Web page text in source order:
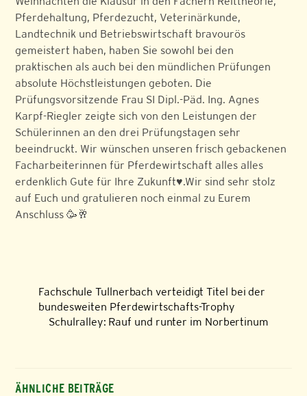
Pferdehaltung, Pferdezucht, Veterinärkunde,
Landtechnik und Betriebswirtschaft bravourös
gemeistert haben, haben Sie sowohl bei den
praktischen als auch bei den mündlichen Prüfungen
absolute Höchstleistungen geboten. Die
Prüfungsvorsitzende Frau SI Dipl.-Päd. Ing. Agnes
Karpf-Riegler zeigte sich von den Leistungen der
Schülerinnen an den drei Prüfungstagen sehr
beeindruckt. Wir wünschen unseren frisch gebackenen
Facharbeiterinnen für Pferdewirtschaft alles alles
erdenklich Gute für Ihre Zukunft♥️.Wir sind sehr stolz
auf Euch und gratulieren noch einmal zu Eurem
Anschluss 🥳🥂
Fachschule Tullnerbach verteidigt Titel bei der
bundesweiten Pferdewirtschafts-Trophy
Schulralley: Rauf und runter im Norbertinum
ÄHNLICHE BEITRÄGE